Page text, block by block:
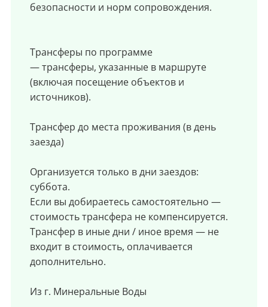
безопасности и норм сопровождения.
Трансферы по программе
— трансферы, указанные в маршруте
(включая посещение объектов и
источников).
Трансфер до места проживания (в день
заезда)
Организуется только в дни заездов:
суббота.
Если вы добираетесь самостоятельно —
стоимость трансфера не компенсируется.
Трансфер в иные дни / иное время — не
входит в стоимость, оплачивается
дополнительно.
Из г. Минеральные Воды